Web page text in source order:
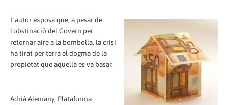
L'autor exposa que, a pesar de
l'obstinació del Govern per
retornar aire a la bombolla, la crisi
ha tirat per terra el dogma de la
propietat que aquella es va basar.
Adrià Alemany, Plataforma